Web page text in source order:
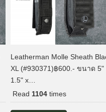
Leatherman Molle Sheath
XL (#930371)฿600.- ขนาด 5"
1.5" x…
Read 1104times